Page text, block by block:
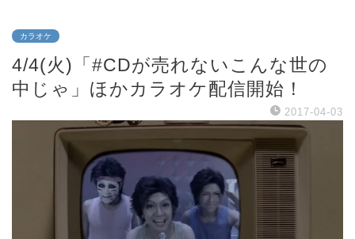
カラオケ
4/4(火)「#CDが売れないこんな世の
中じゃ」ほかカラオケ配信開始！
2017-04-03